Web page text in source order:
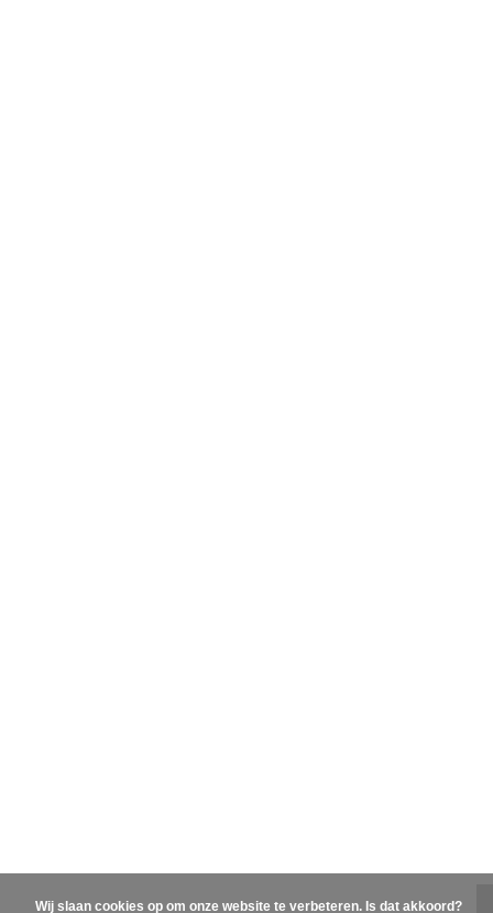
Wij slaan cookies op om onze website te verbeteren. Is dat akkoord?